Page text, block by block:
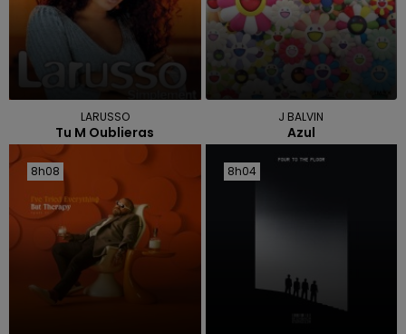
LARUSSO
Tu M Oublieras
J BALVIN
Azul
8h08
8h08 8h04
8h04